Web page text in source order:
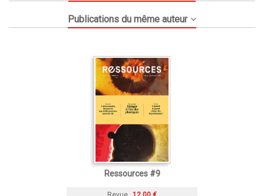
Publications du même auteur
Ressources #9